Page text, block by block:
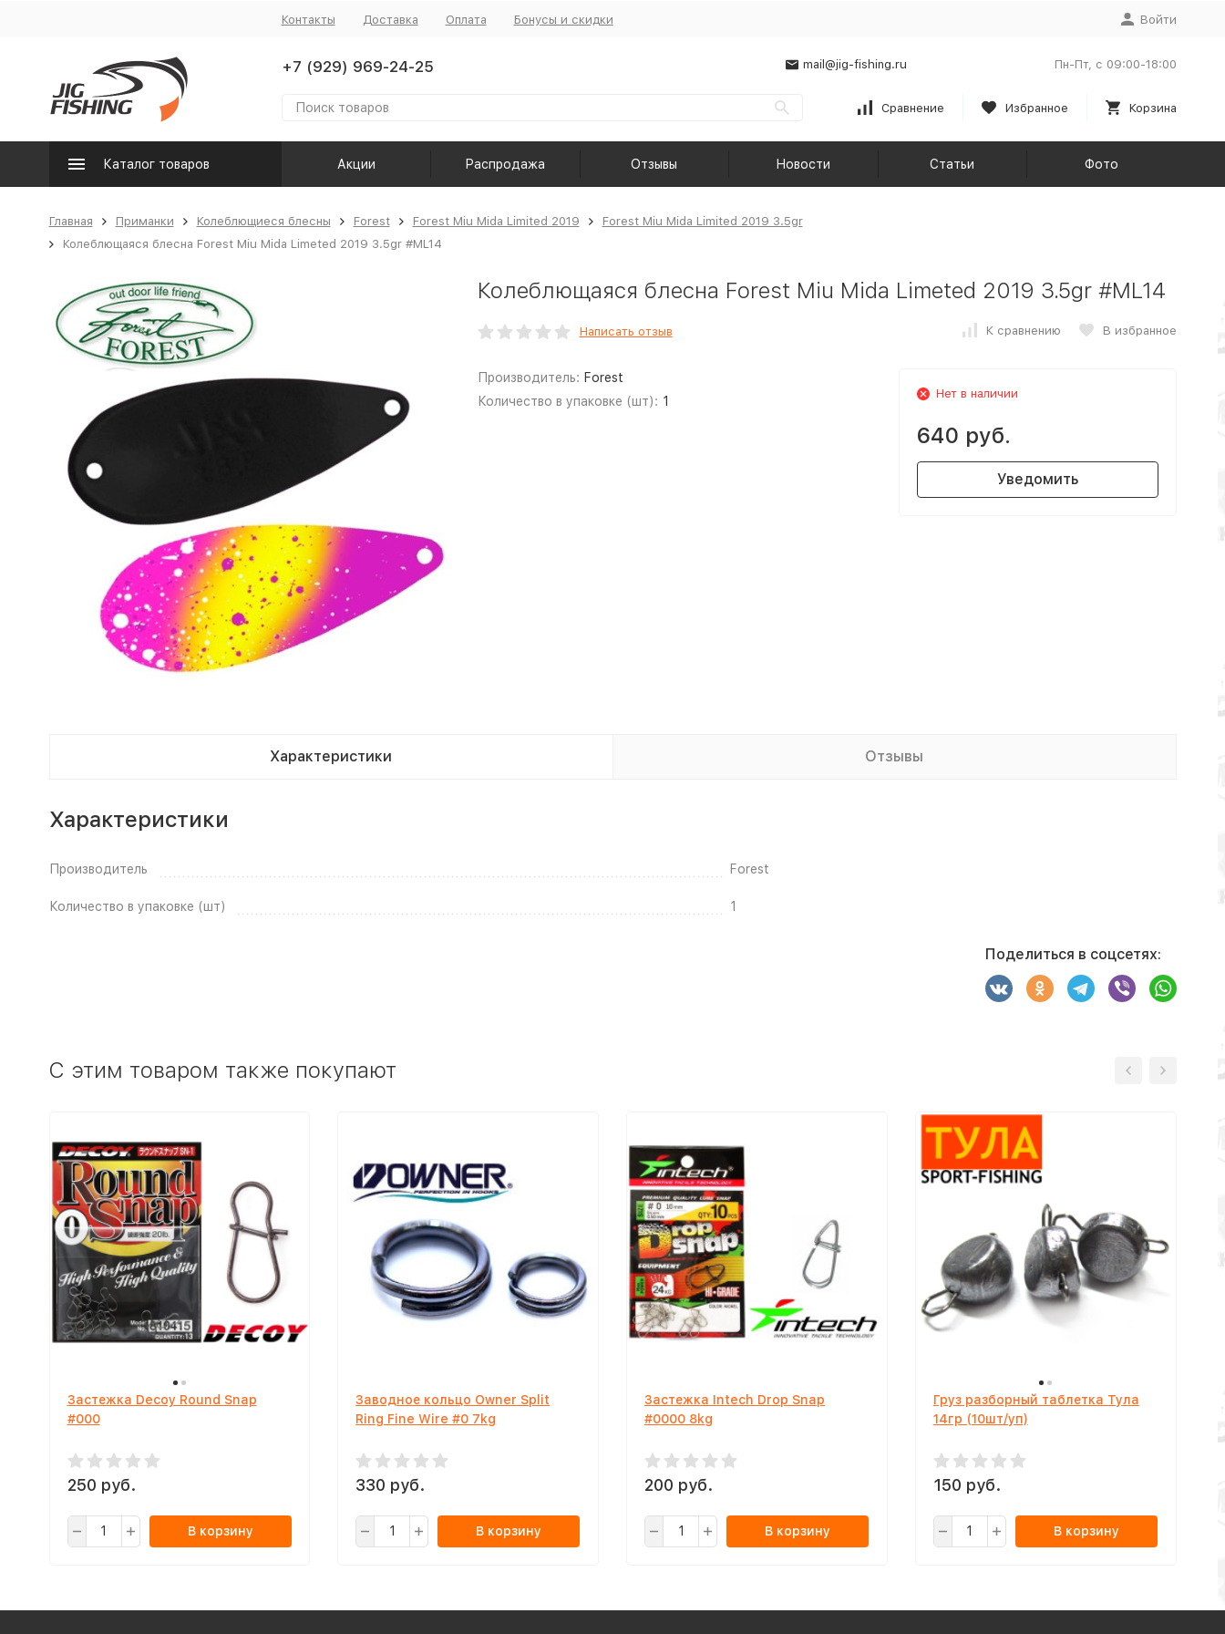
Контакты Доставка Оплата Бонусы и скидки Войти
+7 (929) 969-24-25 mail@jig-fishing.ru Пн-Пт, с 09:00-18:00
Сравнение Избранное Корзина
Каталог товаров Акции Распродажа Отзывы Новости Статьи Фото
Главная Приманки Колеблющиеся блесны Forest Forest Miu Mida Limited 2019
Forest Miu Mida Limited 2019 3.5gr
Колеблющаяся блесна Forest Miu Mida Limeted 2019 3.5gr #МL14
Колеблющаяся блесна Forest Miu Mida Limeted 2019 3.5gr #МL14
Написать отзыв К сравнению В избранное
Производитель: Forest
Количество в упаковке (шт): 1
Нет в наличии
640 руб.
Уведомить
Характеристики Отзывы
Характеристики
Производитель Forest
Количество в упаковке (шт) 1
Поделиться в соцсетях:
C этим товаром также покупают
Застежка Decoy Round Snap
#000
250 руб.
В корзину
Заводное кольцо Owner Split
Ring Fine Wire #0 7kg
330 руб.
В корзину
Застежка Intech Drop Snap
#0000 8kg
200 руб.
В корзину
Груз разборный таблетка Тула
14гр (10шт/уп)
150 руб.
В корзину